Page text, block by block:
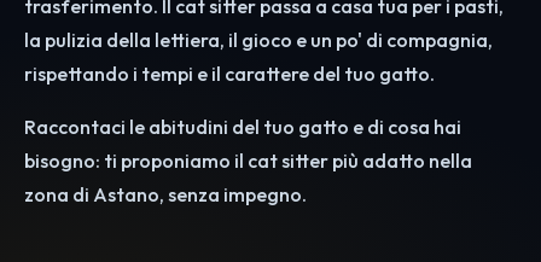
trasferimento. Il cat sitter passa a casa tua per i pasti,
la pulizia della lettiera, il gioco e un po' di compagnia,
rispettando i tempi e il carattere del tuo gatto.
Raccontaci le abitudini del tuo gatto e di cosa hai
bisogno: ti proponiamo il cat sitter più adatto nella
zona di Astano, senza impegno.